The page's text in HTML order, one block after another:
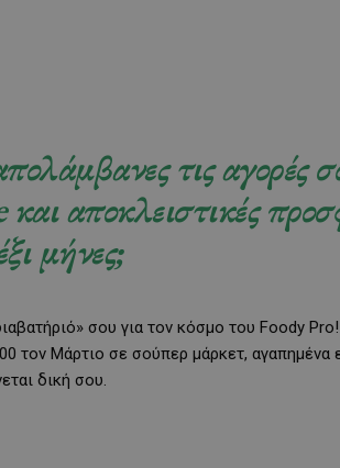
τις αγορές
αποκλειστικές
μήνες;
σου για τον κόσμο του Foody
τον Μάρτιο σε σούπερ μάρκετ, αγαπημένα
δική σου.